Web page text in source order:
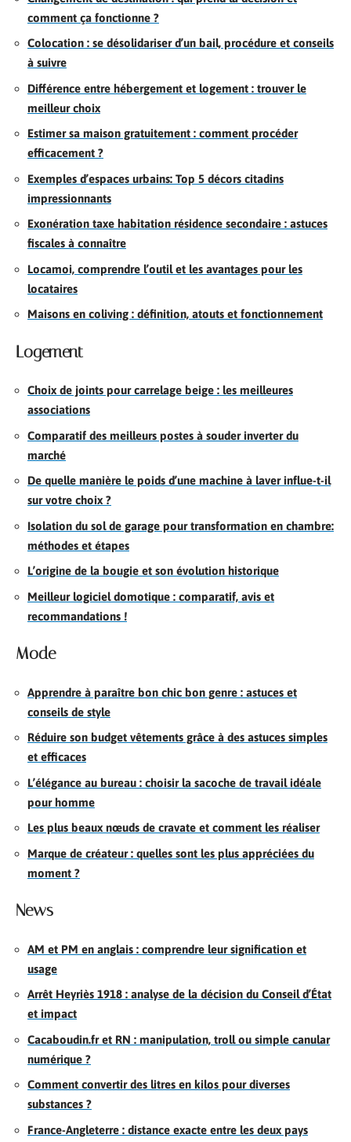
comment ça fonctionne ?
Colocation : se désolidariser d’un bail, procédure et conseils
à suivre
Différence entre hébergement et logement : trouver le
meilleur choix
Estimer sa maison gratuitement : comment procéder
efficacement ?
Exemples d’espaces urbains: Top 5 décors citadins
impressionnants
Exonération taxe habitation résidence secondaire : astuces
fiscales à connaître
Locamoi, comprendre l’outil et les avantages pour les
locataires
Maisons en coliving : définition, atouts et fonctionnement
Logement
Choix de joints pour carrelage beige : les meilleures
associations
Comparatif des meilleurs postes à souder inverter du
marché
De quelle manière le poids d’une machine à laver influe-t-il
sur votre choix ?
Isolation du sol de garage pour transformation en chambre:
méthodes et étapes
L’origine de la bougie et son évolution historique
Meilleur logiciel domotique : comparatif, avis et
recommandations !
Mode
Apprendre à paraître bon chic bon genre : astuces et
conseils de style
Réduire son budget vêtements grâce à des astuces simples
et efficaces
L’élégance au bureau : choisir la sacoche de travail idéale
pour homme
Les plus beaux nœuds de cravate et comment les réaliser
Marque de créateur : quelles sont les plus appréciées du
moment ?
News
AM et PM en anglais : comprendre leur signification et
usage
Arrêt Heyriès 1918 : analyse de la décision du Conseil d’État
et impact
Cacaboudin.fr et RN : manipulation, troll ou simple canular
numérique ?
Comment convertir des litres en kilos pour diverses
substances ?
France-Angleterre : distance exacte entre les deux pays